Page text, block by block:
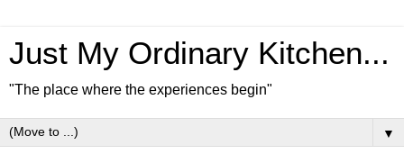
Just My Ordinary Kitchen...
"The place where the experiences begin"
▼